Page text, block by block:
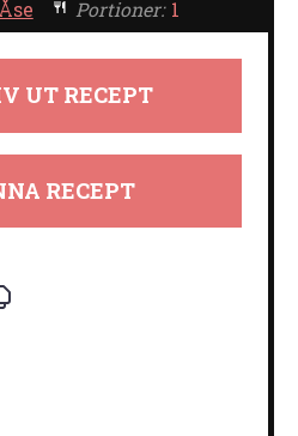
Åse Portioner: 1
UT RECEPT
RECEPT